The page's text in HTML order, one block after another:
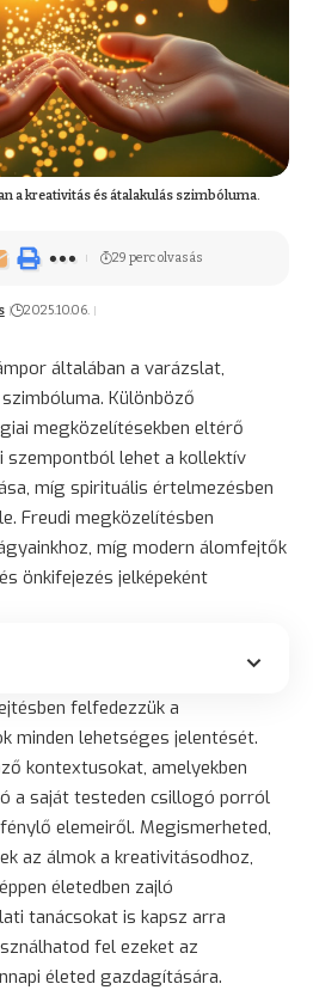
a kreativitás és átalakulás szimbóluma.
2025.10.06.
29 perc olvasás
általában a varázslat,
Különböző
megközelítésekben eltérő
szempontból lehet a kollektív
míg spirituális értelmezésben
Freudi megközelítésben
míg modern álomfejtők
és önkifejezés jelképeként
felfedezzük a
minden lehetséges jelentését.
kontextusokat, amelyekben
a saját testeden csillogó porról
elemeiről. Megismerheted,
az álmok a kreativitásodhoz,
életedben zajló
tanácsokat is kapsz arra
fel ezeket az
életed gazdagítására.